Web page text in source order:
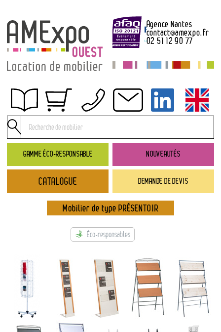
GAMME ÉCO-RESPONSABLE NOUVEAUTÉS
DEMANDE DE DEVIS
Agence Nantes
contact@amexpo.fr
02 51 12 90 77
Obtenir un devis
Conditions générales de location
Conditions de règlement
Contact
Catalogue
→ Nouveautés
→ Gamme éco-responsable
→ Types de mobilier
→ Couleurs
→ Ensembles
Modélisation 2D/3D
Accueil
CATALOGUE
Mobilier de type PRÉSENTOIR
Éco-responsables